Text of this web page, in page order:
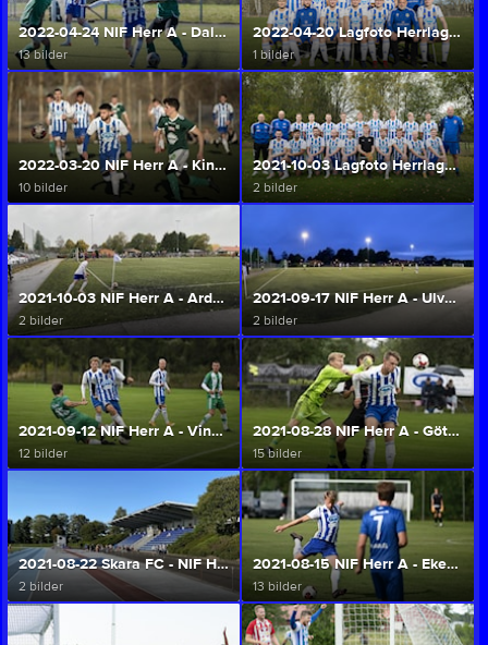
2022-04-24 NIF Herr A - Dalsjöfors GoIF (Herr A/U)
13 bilder
2022-04-20 Lagfoto Herrlaget 2022 (Herr A/U)
1 bilder
2022-03-20 NIF Herr A - Kinne-Vedums IF (Herr A/U)
10 bilder
2021-10-03 Lagfoto Herrlaget 2021 (Herr A/U)
2 bilder
2021-10-03 NIF Herr A - Ardala GoIF (Herr A/U)
2 bilder
2021-09-17 NIF Herr A - Ulvåkers IF (Herr A/U)
2 bilder
2021-09-12 NIF Herr A - Vinninga AIF (Herr A/U)
12 bilder
2021-08-28 NIF Herr A - Götene IF (Herr A/U)
15 bilder
2021-08-22 Skara FC - NIF Herr A (Herr A/U)
2 bilder
2021-08-15 NIF Herr A - Ekedalens SK (Herr A/U)
13 bilder